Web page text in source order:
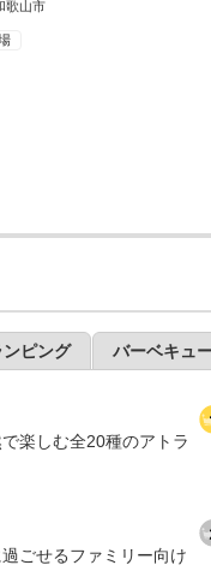
歌山市
ンピング バーベキュ
楽しむ全20種のアトラ
ごせるファミリー向け